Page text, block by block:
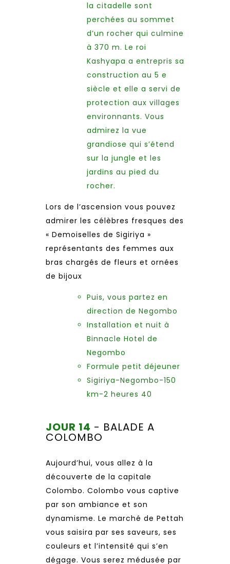
la citadelle sont
perchées au sommet
d’un rocher qui culmine
à 370 m. Le roi
Kashyapa a entrepris sa
construction au 5 e
siècle et elle a servi de
protection aux villages
environnants. Vous
admirez la vue
grandiose qui s’étend
sur la jungle et les
jardins au pied du
rocher.
Lors de l’ascension vous pouvez
admirer les célèbres fresques des
« Demoiselles de Sigiriya »
représentants des femmes aux
bras chargés de fleurs et ornées
de bijoux
Puis, vous partez en
direction de Negombo
Installation et nuit à
Binnacle Hotel de
Negombo
Formule petit déjeuner
Sigiriya-Negombo-150
km-2 heures 40
JOUR 14 - BALADE A
COLOMBO
Aujourd’hui, vous allez à la
découverte de la capitale
Colombo. Colombo vous captive
par son ambiance et son
dynamisme. Le marché de Pettah
vous saisira par ses saveurs, ses
couleurs et l’intensité qui s’en
dégage. Vous serez médusée par